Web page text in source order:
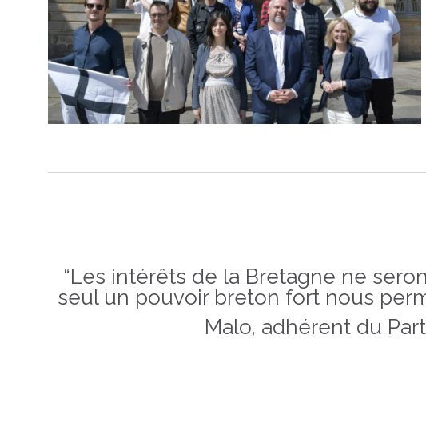
“Les intérêts de la Bretagne ne
seul un pouvoir breton fort nous
Malo, adhérent du